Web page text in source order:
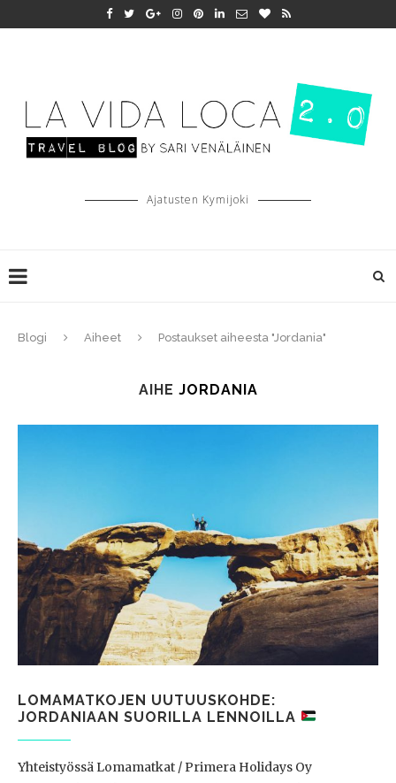
Ajatusten Kymijoki
Blogi Aiheet Postaukset aiheesta "Jordania"
AIHE JORDANIA
LOMAMATKOJEN UUTUUSKOHDE:
JORDANIAAN SUORILLA LENNOILLA
Yhteistyössä Lomamatkat / Primera Holidays Oy